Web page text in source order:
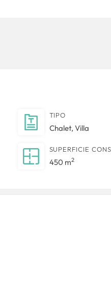
TIPO
Chalet, Villa
SUPERFICIE
450 m2